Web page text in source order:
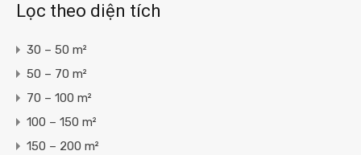
Lọc theo diện tích
30 – 50 m²
50 – 70 m²
70 – 100 m²
100 – 150 m²
150 – 200 m²